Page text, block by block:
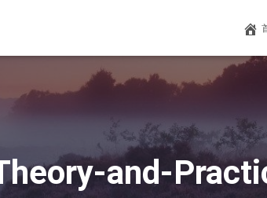
and-